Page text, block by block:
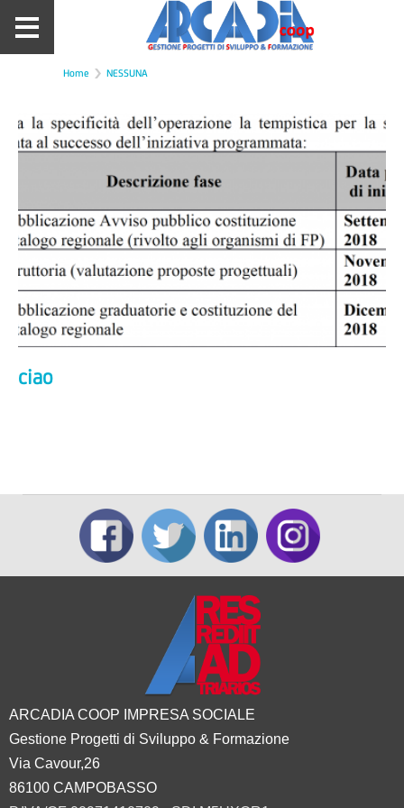
Home NESSUNA
ciao
ARCADIA COOP IMPRESA SOCIALE
Gestione Progetti di Sviluppo & Formazione
Via Cavour,26
86100 CAMPOBASSO